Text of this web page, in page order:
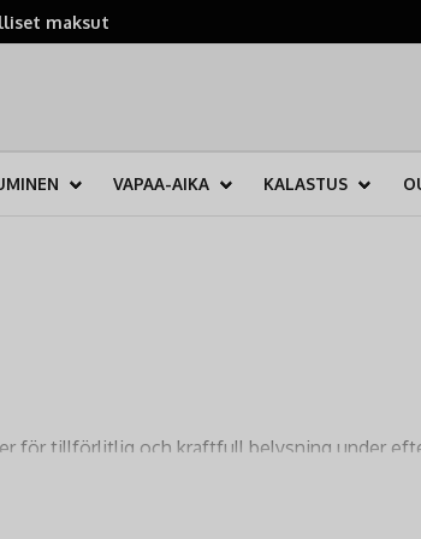
maksut
VAPAA-AIKA KALASTUS
för tillförlitlig och kraftfull belysning under
från jägare och eftersöksjägare i